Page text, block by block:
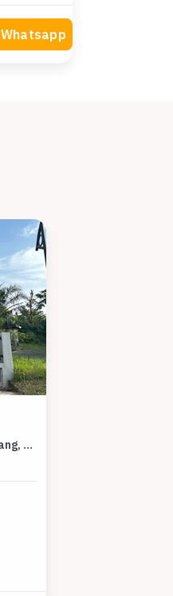
Whatsapp
Rumah Elite di Kawasan Candi Golf, Semarang, LB 200m², Harga 4,5 Miliar